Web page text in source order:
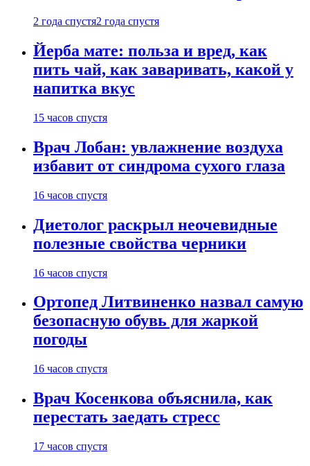
2 года спустя2 года спустя
Йерба мате: польза и вред, как
пить чай, как заваривать, какой у
напитка вкус
15 часов спустя
Врач Лобан: увлажнение воздуха
избавит от синдрома сухого глаза
16 часов спустя
Диетолог раскрыл неочевидные
полезные свойства черники
16 часов спустя
Ортопед Литвиненко назвал самую
безопасную обувь для жаркой
погоды
16 часов спустя
Врач Косенкова объяснила, как
перестать заедать стресс
17 часов спустя